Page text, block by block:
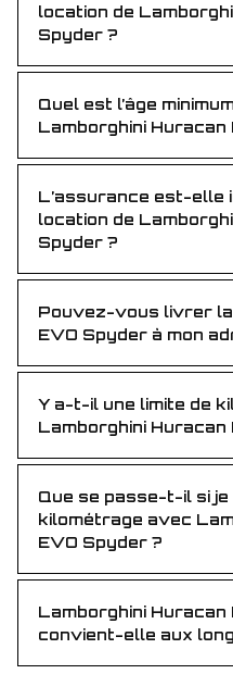
location de
Spyder ?
Lamborghini Huracan
simple, sans avance.
Quel est l’âge
Lamborghini Huracan
Lamborghini Huracan
d’assurer une conduite
L’assurance est-elle
location de
Spyder ?
une conduite sereine
Pouvez-vous livrer
EVO Spyder à mon
ou à l’adresse de votre
Y a-t-il une limite de
Lamborghini Huracan
petit supplément par
Que se passe-t-il si
kilométrage avec
EVO Spyder ?
facturé à un tarif
Lamborghini Huracan
convient-elle aux